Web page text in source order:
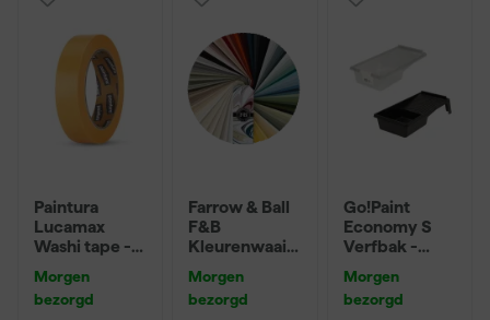
Paintura
Lucamax
Washi tape -
Morgen
bezorgd
Farrow & Ball
F&B
Kleurenwaaie
Morgen
bezorgd
Go!Paint
Economy S
Verfbak -
15 x 32 cm + 5
inzetbakken
Morgen
bezorgd